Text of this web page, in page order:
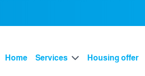
Home Services Housing offer